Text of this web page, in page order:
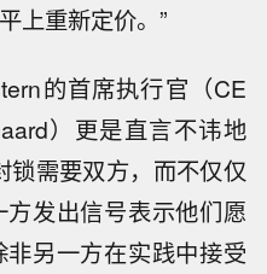
上重新定价。”
的首席执行官（CE
）更是直言不讳地
锁需要双方，而不仅仅
发出信号表示他们愿
另一方在实践中接受